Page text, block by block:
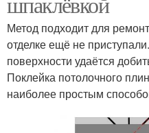
Метод подходит для
отделке ещё не
поверхности удаётся
Поклейка потолочного
наиболее простым